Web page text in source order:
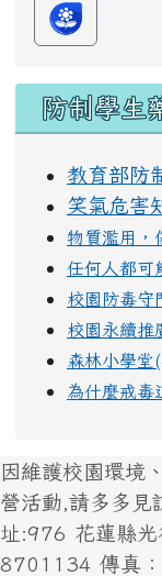
防制學生
教育部防
笑氣危害
物質濫用，
任何人都可
校園防毒守
校園永續推
森林小學堂
為什麼戒毒
因維護校園環境
營活動,請多多見
址:976 花蓮縣
8701134 傳真